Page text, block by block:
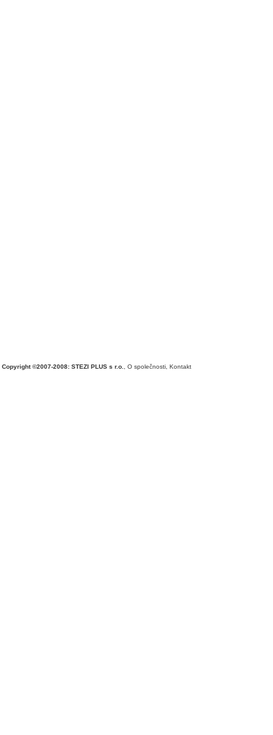
Copyright ©2007-2008: STEZI PLUS s r.o. O společnosti Kontakt